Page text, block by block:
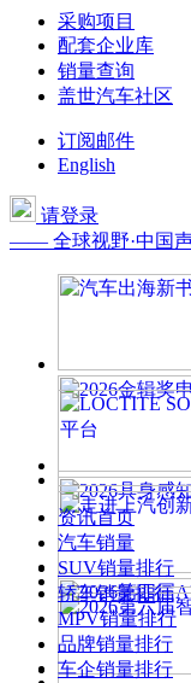
采购项目
配套企业库
销量查询
盖世汽车社区
订阅邮件
English
请登录
—— 全球视野·中国
资讯首页
汽车销量
SUV销量排行
轿车销量排行
MPV销量排行
品牌销量排行
车企销量排行